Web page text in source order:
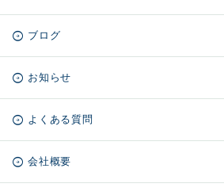
ブログ
お知らせ
よくある質問
会社概要